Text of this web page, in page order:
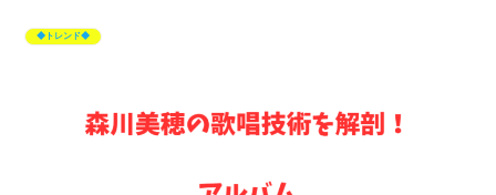
◆トレンド◆